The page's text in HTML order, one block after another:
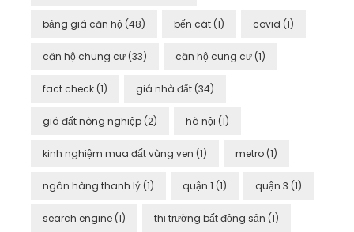
bảng giá căn hộ (48) bến cát (1) covid (1)
căn hộ chung cư (33) căn hộ cung cư (1)
fact check (1) giá nhà đất (34)
giá đất nông nghiệp (2) hà nội (1)
kinh nghiệm mua đất vùng ven (1) metro (1)
ngân hàng thanh lý (1) quận 1 (1) quận 3 (1)
search engine (1) thị trường bất động sản (1)